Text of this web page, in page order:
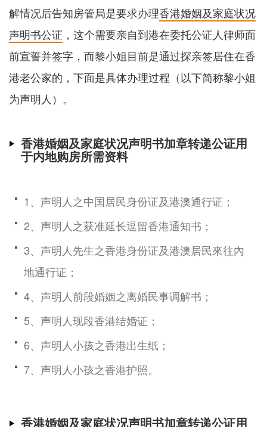
解情况后告知房管局是要求办理香港婚姻及家庭状况
声明书公证 ，这个需要亲自到港在委托公证人律师面
前宣誓并签字，而黎小姐目前是通过探亲签居住在香
港老公家的，下面是具体办理过程（以下简称黎小姐
为声明人）。
香港婚姻及家庭状况声明书加章转递公证用
于内地购房所需资料
1、声明人之中国居民身份证及港澳通行证；
2、声明人之获准延长逗留香港通知书；
3、声明人先生之香港身份证及港澳居民來往內
地通行证；
4、声明人前段婚姻之离婚民事调解书；
5、声明人现段香港结婚证；
6、声明人小孩之香港出生纸；
7、声明人小孩之香港护照。
香港婚姻及家庭状况声明书加章转递公证用